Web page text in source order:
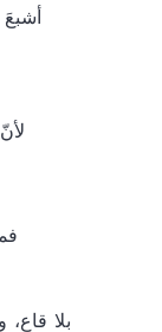
بلا